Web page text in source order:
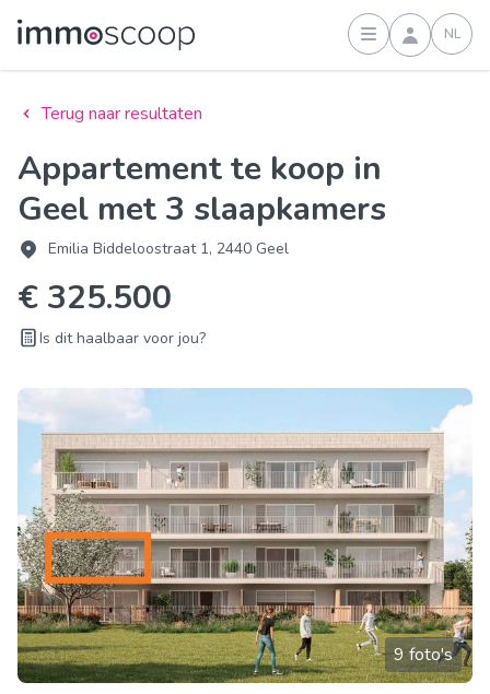
Inloggen
NL
Terug naar resultaten
Appartement te koop in
Geel met 3 slaapkamers
Emilia Biddeloostraat 1, 2440 Geel
€ 325.500
Is dit haalbaar voor jou?
9 foto's